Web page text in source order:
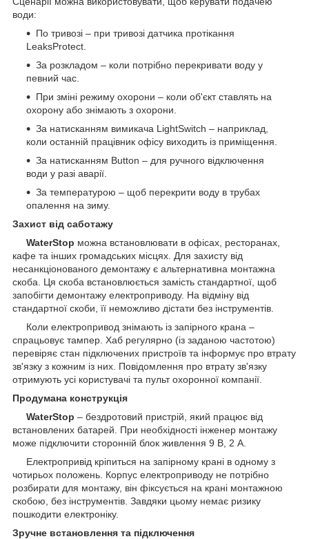
води:
По тривозі – при тривозі датчика протікання
LeaksProtect.
За розкладом – коли потрібно перекривати воду у
певний час.
При зміні режиму охорони – коли об'єкт ставлять на
охорону або знімають з охорони.
За натисканням вимикача LightSwitch – наприклад,
коли останній працівник офісу виходить із приміщення.
За натисканням Button – для ручного відключення
води у разі аварії.
За температурою – щоб перекрити воду в трубах
опалення на зиму.
Захист від саботажу
WaterStop можна встановлювати в офісах, ресторанах,
кафе та інших громадських місцях. Для захисту від
несанкціонованого демонтажу є альтернативна монтажна
скоба. Ця скоба встановлюється замість стандартної, щоб
запобігти демонтажу електроприводу. На відміну від
стандартної скоби, її неможливо дістати без інструментів.
Коли електропривод знімають із запірного крана –
спрацьовує тампер. Хаб регулярно (із заданою частотою)
перевіряє стан підключених пристроїв та інформує про втрату
зв'язку з кожним із них. Повідомлення про втрату зв'язку
отримують усі користувачі та пульт охоронної компанії.
Продумана конструкція
WaterStop – бездротовий пристрій, який працює від
встановлених батарей. При необхідності інженер монтажу
може підключити сторонній блок живлення 9 В, 2 А.
Електропривід кріпиться на запірному крані в одному з
чотирьох положень. Корпус електроприводу не потрібно
розбирати для монтажу, він фіксується на крані монтажною
скобою, без інструментів. Завдяки цьому немає ризику
пошкодити електроніку.
Зручне встановлення та підключення